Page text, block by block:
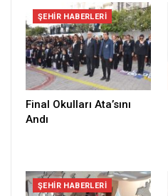
ŞEHIR HABERLERI
Final Okulları Ata’sını
Andı
ŞEHIR HABERLERI